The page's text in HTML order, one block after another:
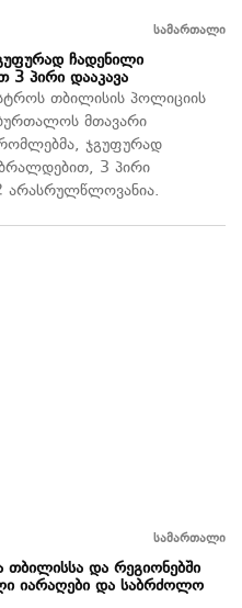
სამართალი
ჩადენილი
პირი დააკავა
თბილისის პოლიციის
მთავარი
ჯგუფურად
3 პირი
არასრულწლოვანია.
სამართალი
და რეგიონებში
იარაღები და საბრძოლო